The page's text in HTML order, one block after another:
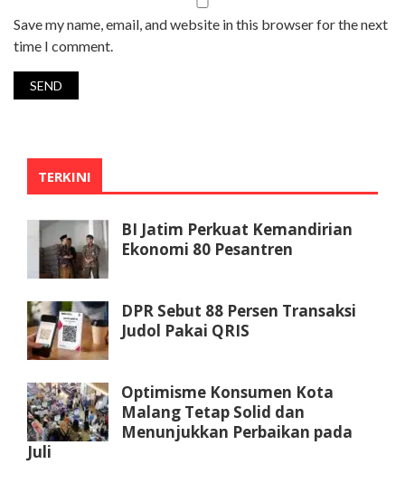
Save my name, email, and website in this browser for the next
time I comment.
TERKINI
BI Jatim Perkuat Kemandirian
Ekonomi 80 Pesantren
DPR Sebut 88 Persen Transaksi
Judol Pakai QRIS
Optimisme Konsumen Kota
Malang Tetap Solid dan
Menunjukkan Perbaikan pada
Juli